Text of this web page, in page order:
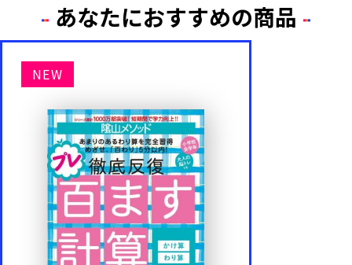
あなたにおすすめの商品
NEW